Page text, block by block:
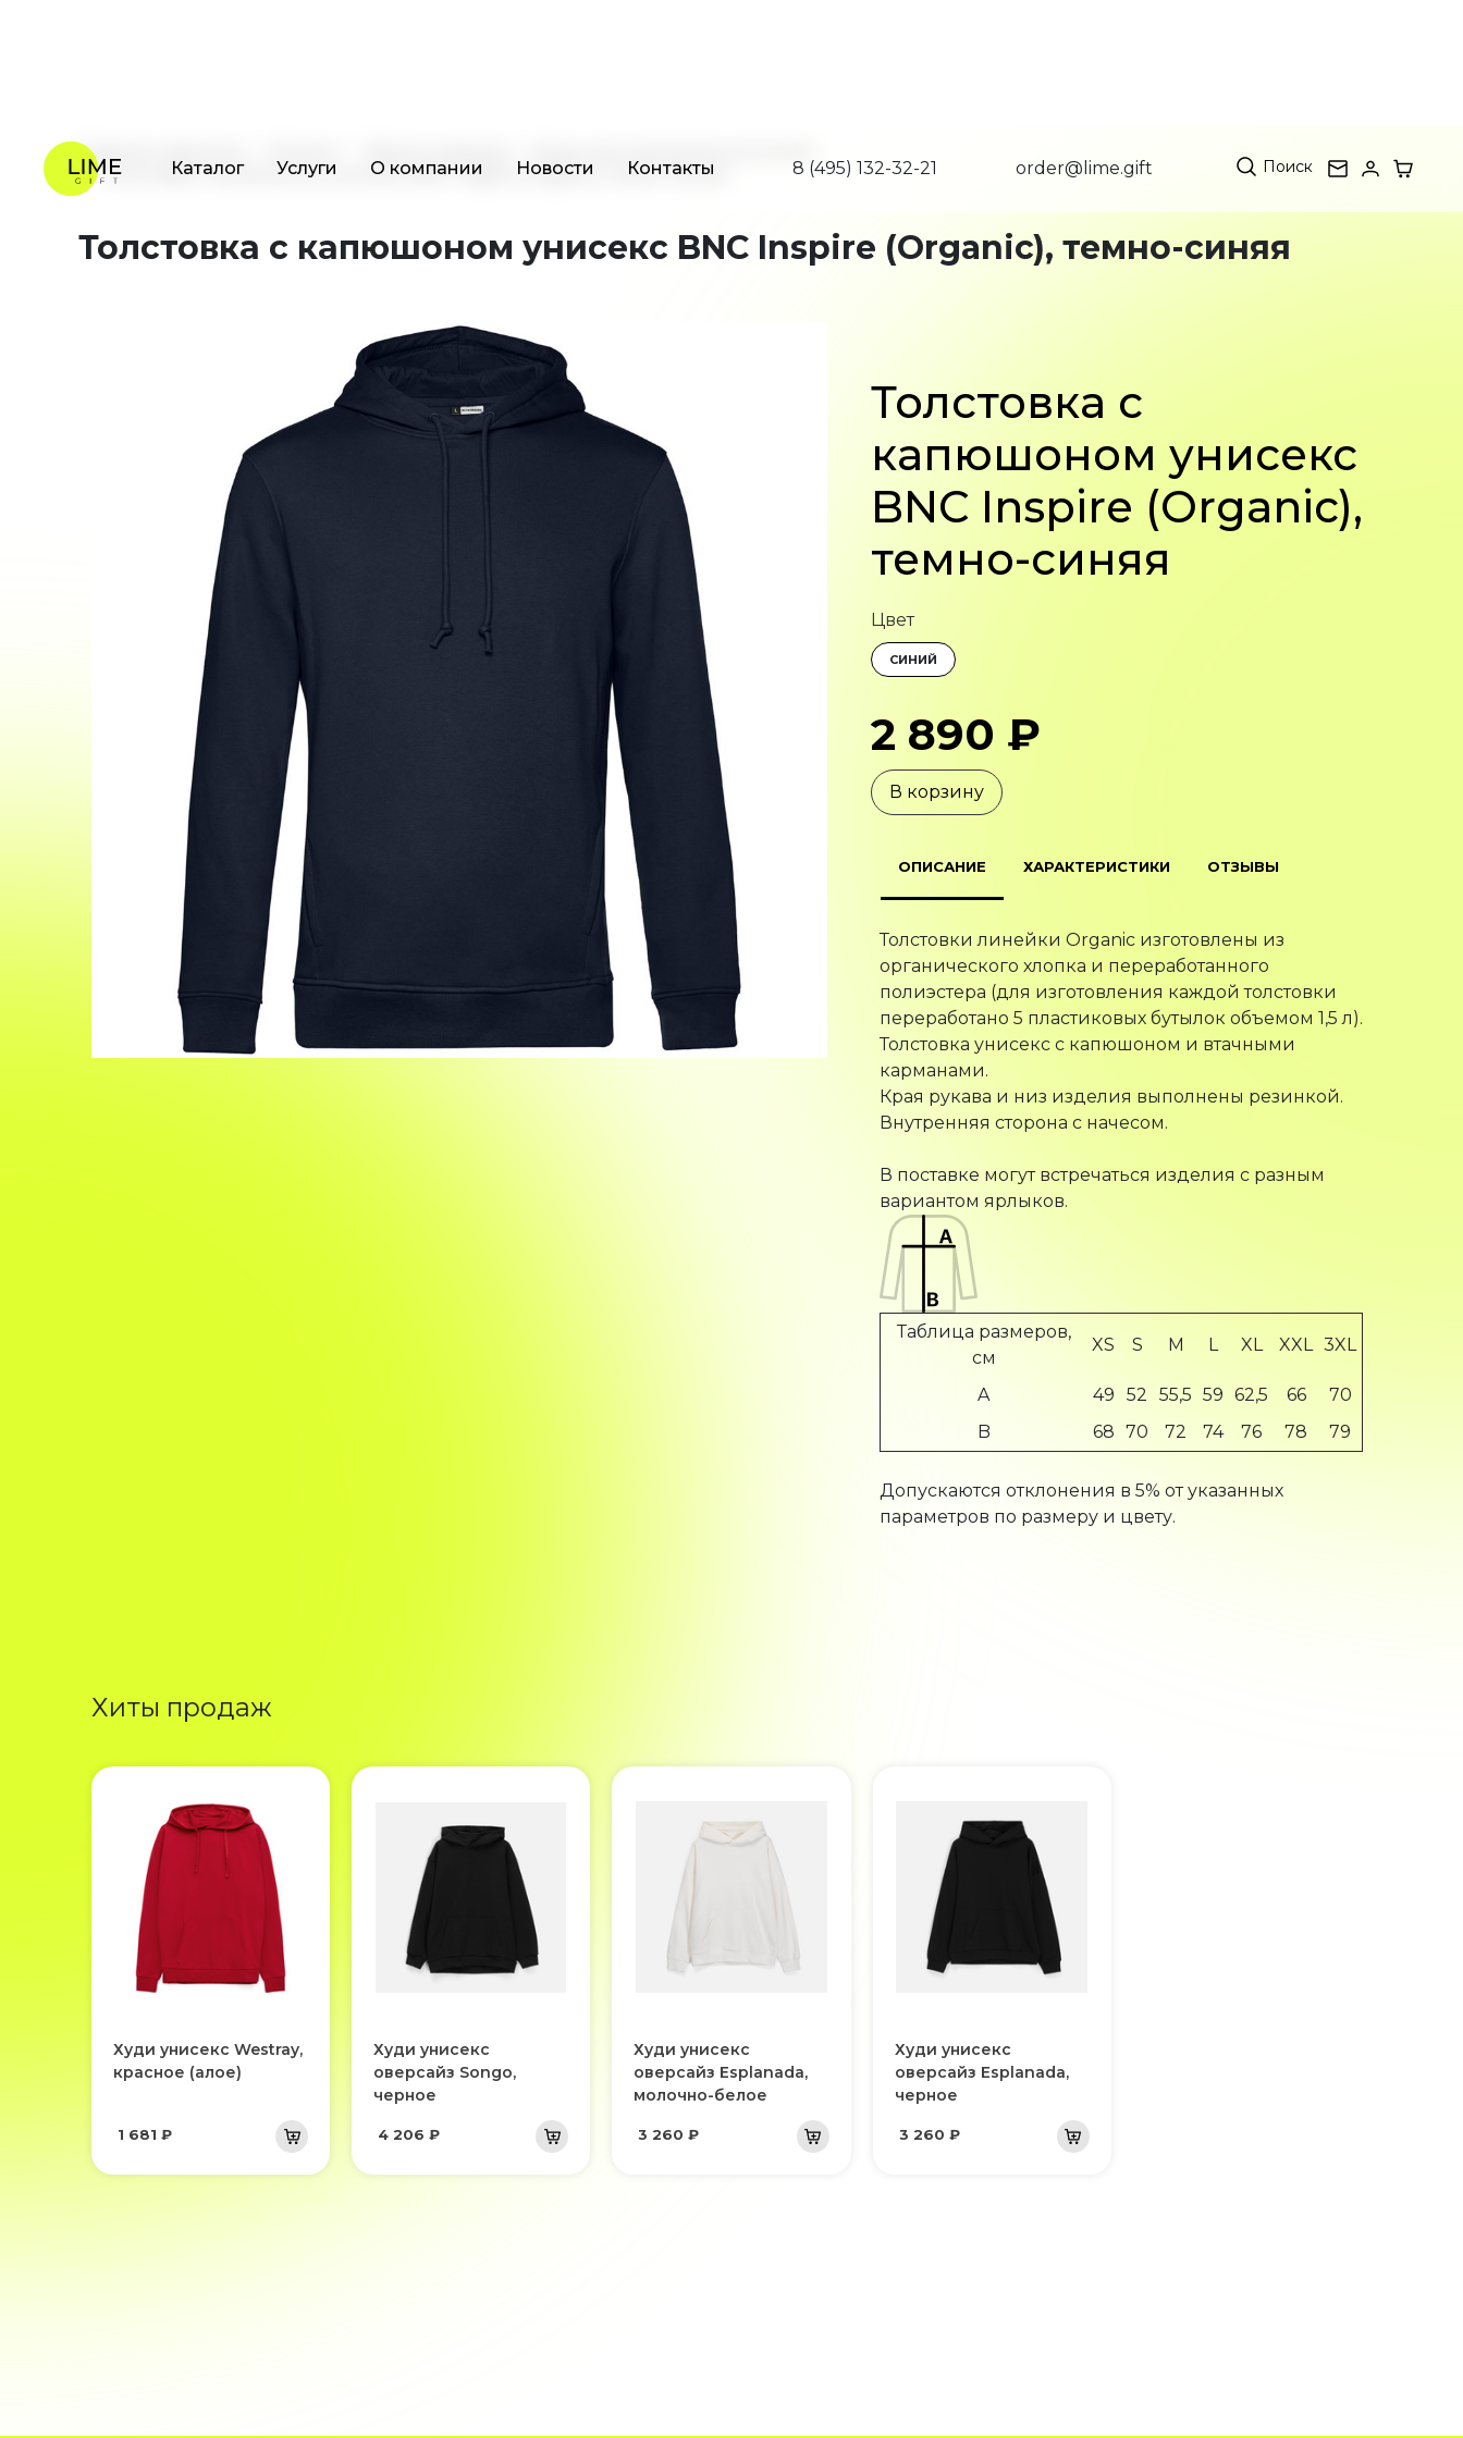
Главная страница
Толстовка с капюшоном унисекс BNC Inspire (Organic), темно-синяя
Толстовка с капюшоном унисекс BNC Inspire (Organic), темно-синяя
Толстовка с
капюшоном унисекс
BNC Inspire (Organic),
темно-синяя
Цвет
СИНИЙ
2 890 ₽
В корзину
ОПИСАНИЕ ХАРАКТЕРИСТИКИ ОТЗЫВЫ
Толстовки линейки Organic изготовлены из
органического хлопка и переработанного
полиэстера (для изготовления каждой толстовки
переработано 5 пластиковых бутылок объемом 1,5 л).
Толстовка унисекс с капюшоном и втачными
карманами.
Края рукава и низ изделия выполнены резинкой.
Внутренняя сторона с начесом.
В поставке могут встречаться изделия с разным
вариантом ярлыков.
Таблица размеров,
см
XS S M L XL XXL 3XL
A 49 52 55,5 59 62,5 66
70
B
68 70 72 74 76 78 79
Допускаются отклонения в 5% от указанных
параметров по размеру и цвету.
Хиты продаж
Худи унисекс Westray,
красное (алое)
1 681 ₽
Худи унисекс
оверсайз Songo,
черное
4 206 ₽
Худи унисекс
оверсайз Esplanada,
молочно-белое
3 260 ₽
Худи унисекс
оверсайз Esplanada,
черное
3 260 ₽